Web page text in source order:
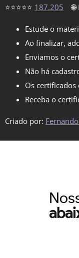
⭐⭐⭐⭐⭐ 187.205 🌐
Estude o
Ao finalizar,
Enviamos o
Não há
Os
Receba o
Criado por: